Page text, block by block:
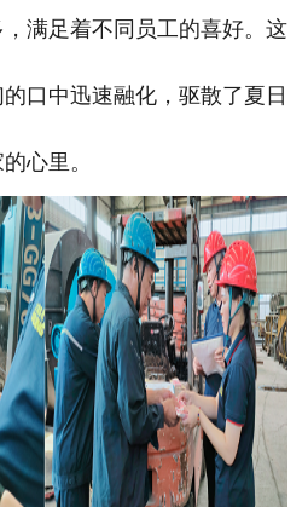
满足着不同员工的喜好。这
口中迅速融化，驱散了夏日
心里。